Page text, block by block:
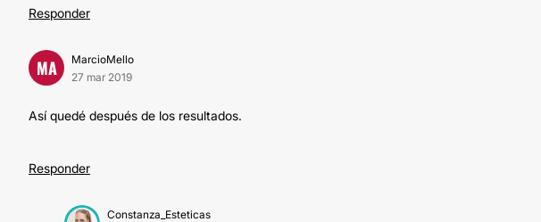
Responder
MA
MarcioMello
27 mar 2019
Así quedé después de los resultados.
Responder
Constanza_Esteticas